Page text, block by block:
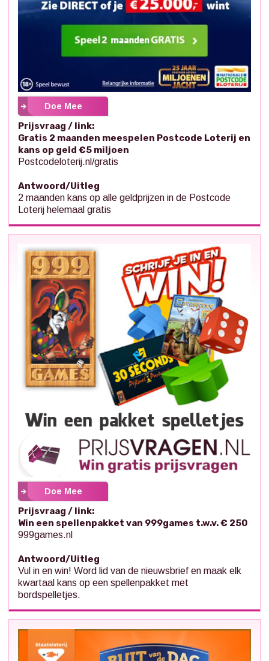
Doe Mee
Prijsvraag / link:
Gratis 2 maanden meespelen Postcode Loterij en
kans op geld €5 miljoen
Postcodeloterij.nl/gratis
Antwoord/Uitleg
2 maanden kans op alle geldprijzen in de Postcode
Loterij helemaal gratis
Doe Mee
Prijsvraag / link:
Win een spellenpakket van 999games t.w.v. € 250
999games.nl
Antwoord/Uitleg
Vul in en win! Word lid van de nieuwsbrief en maak elk
kwartaal kans op een spellenpakket met
bordspelletjes.